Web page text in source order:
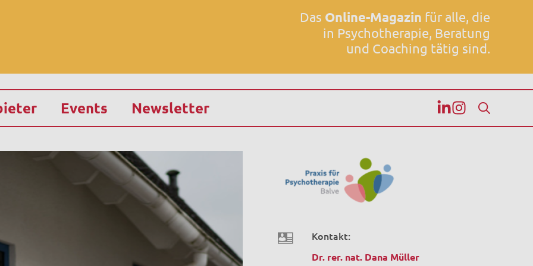
Das Online-Magazin für alle, die
in Psychotherapie, Beratung
und Coaching tätig sind.
Events Newsletter
Kontakt:
Dr. rer. nat. Dana Müller